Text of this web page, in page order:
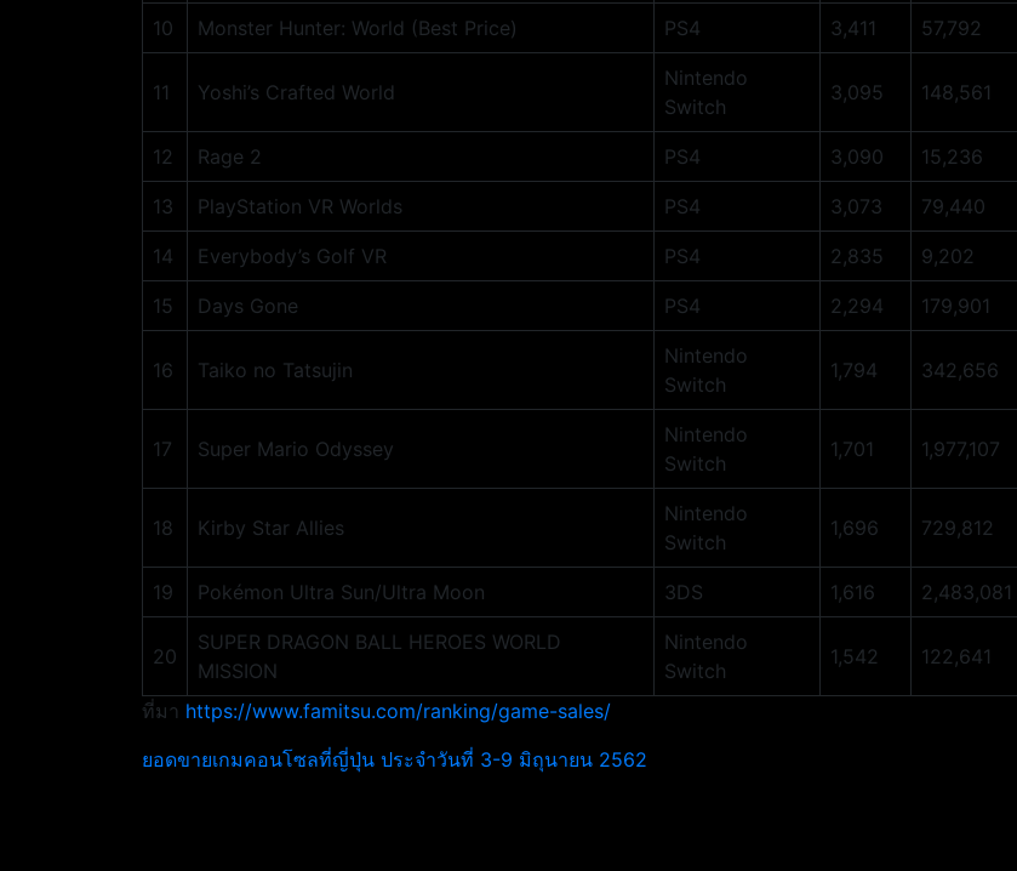
10 Monster Hunter: World (Best Price) PS4 3,411 57,792
11 Yoshi’s Crafted World
Nintendo
Switch
3,095 148,561
12 Rage 2 PS4 3,090 15,236
13 PlayStation VR Worlds PS4 3,073 79,440
14 Everybody’s Golf VR PS4 2,835 9,202
15 Days Gone PS4 2,294 179,901
16 Taiko no Tatsujin
Nintendo
Switch
1,794 342,656
17 Super Mario Odyssey
Nintendo
Switch
1,701 1,977,107
18 Kirby Star Allies
Nintendo
Switch
1,696 729,812
19 Pokémon Ultra Sun/Ultra Moon 3DS 1,616 2,483,081
20
SUPER DRAGON BALL HEROES WORLD
MISSION
Nintendo
Switch
1,542 122,641
ที่มา https://www.famitsu.com/ranking/game-sales/
ยอดขายเกมคอนโซลที่ญี่ปุ่น ประจำวันที่ 3-9 มิถุนายน 2562